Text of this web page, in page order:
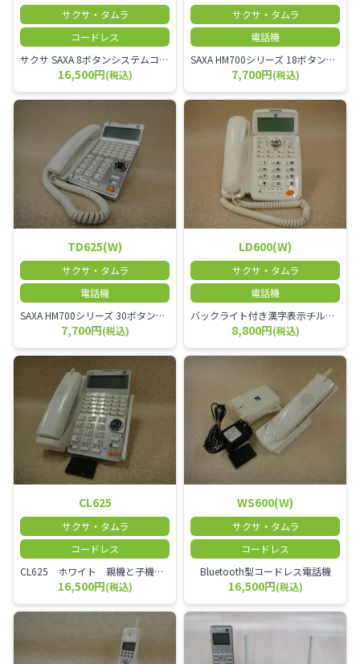
サクサ・タムラ
コードレス
サクサ SAXA 8ボタンシステムコードレス電話機
16,500円(税込)
サクサ・タムラ
電話機
SAXA HM700シリーズ 18ボタン多機能電話機
7,700円(税込)
TD625(W)
サクサ・タムラ
電話機
SAXA HM700シリーズ 30ボタン多機能電話機
7,700円(税込)
LD600(W)
サクサ・タムラ
電話機
バックライト付き漢字表示チルトディスプレイ
8,800円(税込)
CL625
サクサ・タムラ
コードレス
CL625 ホワイト 親機と子機が離れるコードレスタイプのビジネスフォンです。オフィス内を頻繁に移動しながら通話する方にお勧めです。
16,500円(税込)
WS600(W)
サクサ・タムラ
コードレス
Bluetooth型コードレス電話機
16,500円(税込)